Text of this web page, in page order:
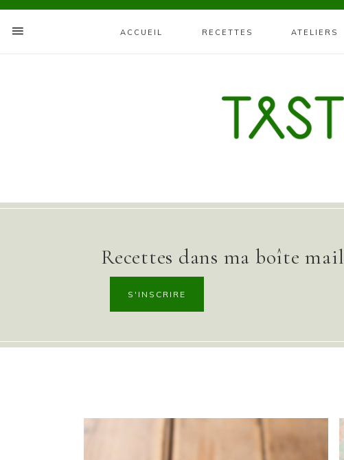
ACCUEIL RECETTES ATELIERS
Recettes dans ma boîte mail